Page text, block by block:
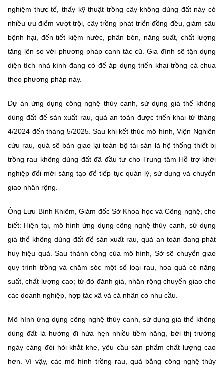
nghiệm thực tế, thấy kỹ thuật trồng cây không dùng đất này có
nhiều ưu điểm vượt trội, cây trồng phát triển đồng đều, giảm sâu
bệnh hại, đến tiết kiệm nước, phân bón, năng suất, chất lượng
tăng lên so với phương pháp canh tác cũ. Gia đình sẽ tận dụng
diện tích nhà kính đang có để áp dụng triển khai trồng cà chua
theo phương pháp này.
Dự án ứng dụng công nghệ thủy canh, sử dụng giá thể không
dùng đất để sản xuất rau, quả an toàn được triển khai từ tháng
4/2024 đến tháng 5/2025. Sau khi kết thúc mô hình, Viện Nghiên
cứu rau, quả sẽ bàn giao lại toàn bộ tài sản là hệ thống thiết bị
trồng rau không dùng đất đã đầu tư cho Trung tâm Hỗ trợ khởi
nghiệp đổi mới sáng tạo để tiếp tục quản lý, sử dụng và chuyển
giao nhân rộng.
Ông Lưu Bình Khiêm, Giám đốc Sở Khoa học và Công nghệ, cho
biết: Hiện tại, mô hình ứng dụng công nghệ thủy canh, sử dụng
giá thể không dùng đất để sản xuất rau, quả an toàn đang phát
huy hiệu quả. Sau thành công của mô hình, Sở sẽ chuyển giao
quy trình trồng và chăm sóc một số loại rau, hoa quả có năng
suất, chất lượng cao; từ đó đánh giá, nhân rộng chuyển giao cho
các doanh nghiệp, hợp tác xã và cá nhân có nhu cầu.
Mô hình ứng dụng công nghệ thủy canh, sử dụng giá thể không
dùng đất là hướng đi hứa hẹn nhiều tiềm năng, bởi thị trường
ngày càng đòi hỏi khắt khe, yêu cầu sản phẩm chất lượng cao
hơn. Vì vậy, các mô hình trồng rau, quả bằng công nghệ thủy